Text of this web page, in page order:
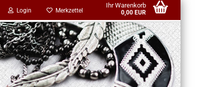
Login Merkzettel
Ihr Warenkorb
0,00 EUR